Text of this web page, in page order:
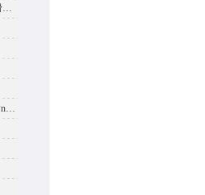
HXPnL-L-900耐高温钢包铝滑触线
HXPnL-T、HXPnL-TⅡ、HXPnL-TⅢ系列钢体滑线